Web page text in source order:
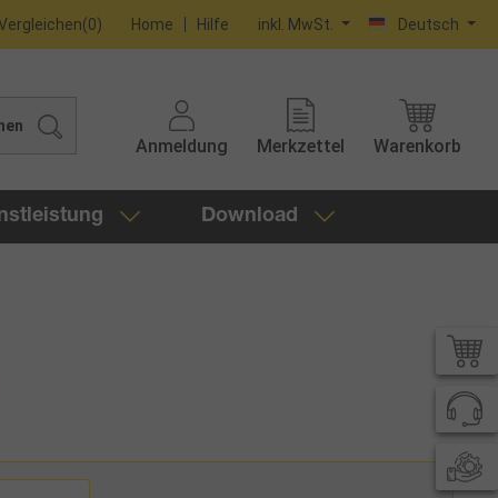
(0) Home Hilfe inkl. MwSt. Deutsch
Anmeldung Merkzettel Warenkorb
Download